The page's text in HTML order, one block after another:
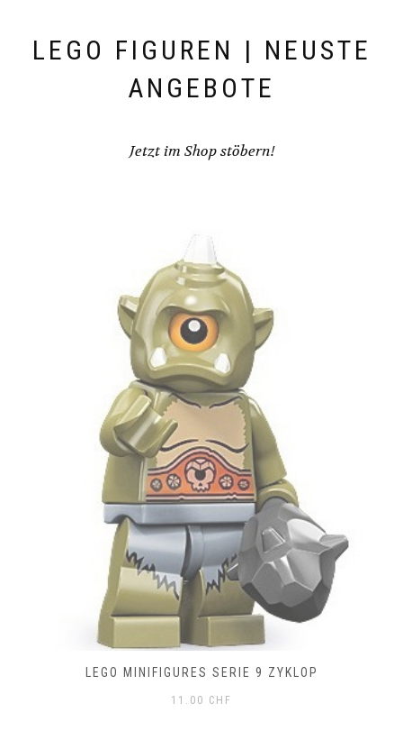
LEGO FIGUREN | NEUSTE
ANGEBOTE
Jetzt im Shop stöbern!
LEGO MINIFIGURES SERIE 9 ZYKLOP
11.00 CHF